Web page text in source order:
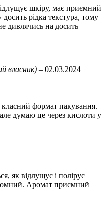
шкіру, має приємний
рідка текстура, тому
дивлячись на досить
власник) – 02.03.2024
формат пакування.
думаю це через кислоти у
як відлущує і полірує
Аромат приємний